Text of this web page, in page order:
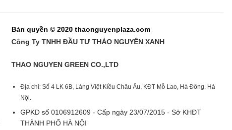
Bản quyền © 2020 thaonguyenplaza.com
Công Ty TNHH ĐẦU TƯ THẢO NGUYÊN XANH
THAO NGUYEN GREEN CO.,LTD
Địa chỉ: Số 4 LK 6B, Làng Việt Kiều Châu Âu, KĐT Mỗ Lao, Hà Đông, Hà
Nội.
GPKD số 0106912609 - Cấp ngày 23/07/2015 - Sở KHĐT
THÀNH PHỐ HÀ NỘI